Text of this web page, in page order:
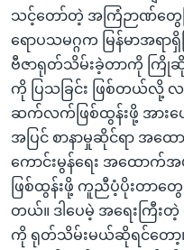
သင့်တော်တဲ့ အကြံဉာဏ်တွေဖ
ရောပသမဂ္ဂက မြန်မာအရာ
ဗီဇာရုတ်သိမ်းခဲ့တာကို ကြိုဆို
ကို ပြသခြင်း ဖြစ်တယ်လို့ လ
ဆက်လက်ဖြစ်ထွန်းဖို့ အားပ
အပြင် စာနာမှုဆိုင်ရာ အထ
ကောင်းမွန်ရေး အထောက်အ
ဖြစ်ထွန်းဖို့ ကူညီပံ့ပိုးတာတွ
တယ်။ ဒါပေမဲ့ အရေးကြီး
ကို ရုတ်သိမ်းမယ်ဆိုရင်တော့။